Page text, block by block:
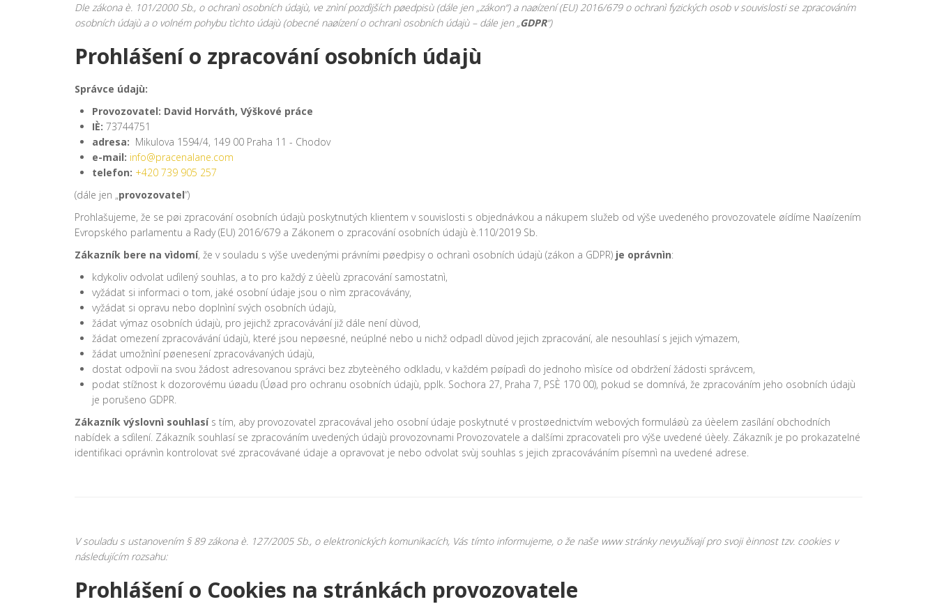
Dle zákona è. 101/2000 Sb., o ochranì osobních údajù, ve znìní pozdìjších pøedpisù (dále jen „zákon“) a naøízení (EU) 2016/679 o ochranì fyzických osob v souvislosti se zpracováním
osobních údajù a o volném pohybu tìchto údajù (obecné naøízení o ochranì osobních údajù – dále jen „GDPR“)
Prohlášení o zpracování osobních údajù
Správce údajù:
Provozovatel: David Horváth, Výškové práce
IÈ: 73744751
adresa: Mikulova 1594/4, 149 00 Praha 11 - Chodov
e-mail: info@pracenalane.com
telefon: +420 739 905 257
(dále jen „provozovatel“)
Prohlašujeme, že se pøi zpracování osobních údajù poskytnutých klientem v souvislosti s objednávkou a nákupem služeb od výše uvedeného provozovatele øídíme Naøízením
Evropského parlamentu a Rady (EU) 2016/679 a Zákonem o zpracování osobních údajù è.110/2019 Sb.
Zákazník bere na vìdomí, že v souladu s výše uvedenými právními pøedpisy o ochranì osobních údajù (zákon a GDPR) je oprávnìn:
kdykoliv odvolat udìlený souhlas, a to pro každý z úèelù zpracování samostatnì,
vyžádat si informaci o tom, jaké osobní údaje jsou o nìm zpracovávány,
vyžádat si opravu nebo doplnìní svých osobních údajù,
žádat výmaz osobních údajù, pro jejichž zpracovávání již dále není dùvod,
žádat omezení zpracovávání údajù, které jsou nepøesné, neúplné nebo u nichž odpadl dùvod jejich zpracování, ale nesouhlasí s jejich výmazem,
žádat umožnìní pøenesení zpracovávaných údajù,
dostat odpovìï na svou žádost adresovanou správci bez zbyteèného odkladu, v každém pøípadì do jednoho mìsíce od obdržení žádosti správcem,
podat stížnost k dozorovému úøadu (Úøad pro ochranu osobních údajù, pplk. Sochora 27, Praha 7, PSÈ 170 00), pokud se domnívá, že zpracováním jeho osobních údajù
je porušeno GDPR.
Zákazník výslovnì souhlasís tím, aby provozovatel zpracovával jeho osobní údaje poskytnuté v prostøednictvím webových formuláøù za úèelem zasílání obchodních
nabídek a sdìlení. Zákazník souhlasí se zpracováním uvedených údajù provozovnami Provozovatele a dalšími zpracovateli pro výše uvedené úèely. Zákazník je po prokazatelné
identifikaci oprávnìn kontrolovat své zpracovávané údaje a opravovat je nebo odvolat svùj souhlas s jejich zpracováváním písemnì na uvedené adrese.
V souladu s ustanovením § 89 zákona è. 127/2005 Sb., o elektronických komunikacích, Vás tímto informujeme, o že naše www stránky nevyužívají pro svoji èinnost tzv. cookies v
následujícím rozsahu:
Prohlášení o Cookies na stránkách provozovatele